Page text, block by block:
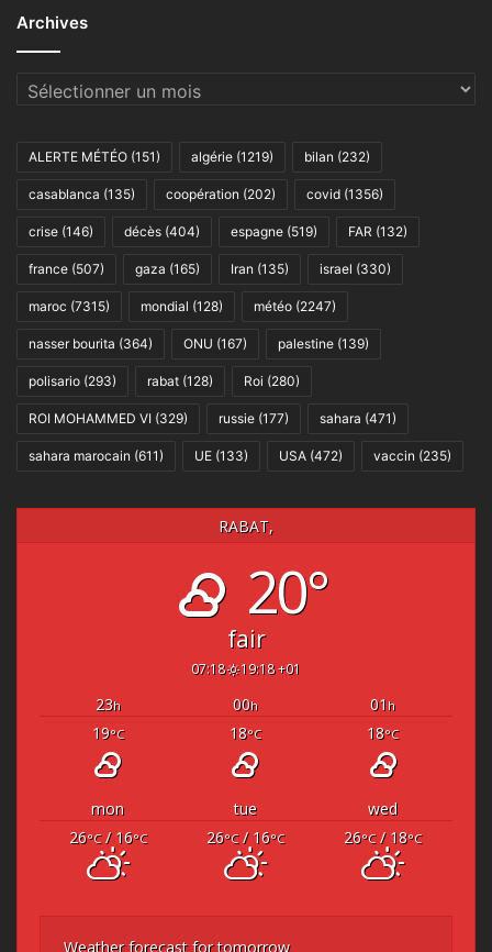
Archives
Archives
ALERTE MÉTÉO (151) algérie (1219) bilan (232)
casablanca (135) coopération (202) covid (1356)
crise (146) décès (404) espagne (519) FAR (132)
france (507) gaza (165) Iran (135) israel (330)
maroc (7315) mondial (128) météo (2247)
nasser bourita (364) ONU (167) palestine (139)
polisario (293) rabat (128) Roi (280)
ROI MOHAMMED VI (329) russie (177) sahara (471)
sahara marocain (611) UE (133) USA (472) vaccin (235)
RABAT,
20°
fair
07:18 19:18 +01
23h 00h 01 h
19°C 18°C 18°C
mon tue
wed
26°C/ 16°C 26°C/ 16°C 26°C/ 18°C
Weather forecast for tomorrow